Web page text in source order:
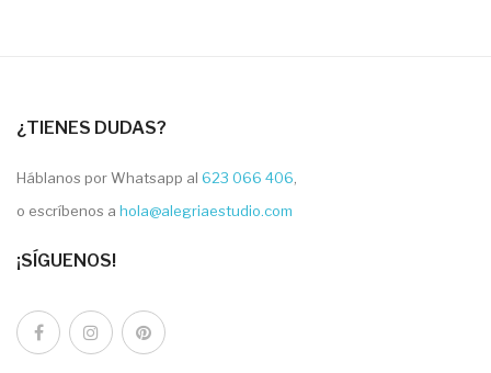
¿TIENES DUDAS?
Háblanos por Whatsapp al 623 066 406
o escríbenos a hola@alegriaestudio.com
¡SÍGUENOS!